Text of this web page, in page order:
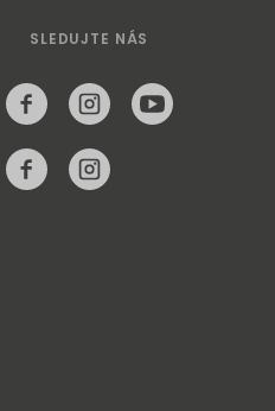
SLEDUJTE NÁS